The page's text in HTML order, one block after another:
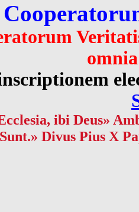
ibi Deus»
Sunt.» Divus Pius X